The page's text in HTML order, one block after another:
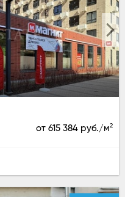
от 615 384 руб./м2